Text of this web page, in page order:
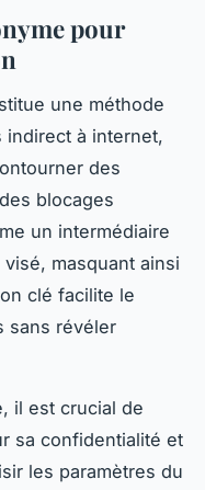
pour
une méthode
indirect à internet,
des
blocages
un intermédiaire
masquant ainsi
clé facilite le
sans révéler
il est crucial de
sa confidentialité et
les paramètres du